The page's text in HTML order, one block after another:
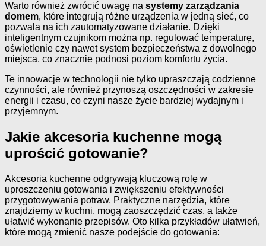
Warto również zwrócić uwagę na systemy zarządzania
domem, które integrują różne urządzenia w jedną sieć, co
pozwala na ich zautomatyzowane działanie. Dzięki
inteligentnym czujnikom można np. regulować temperaturę,
oświetlenie czy nawet system bezpieczeństwa z dowolnego
miejsca, co znacznie podnosi poziom komfortu życia.
Te innowacje w technologii nie tylko upraszczają codzienne
czynności, ale również przynoszą oszczędności w zakresie
energii i czasu, co czyni nasze życie bardziej wydajnym i
przyjemnym.
Jakie akcesoria kuchenne mogą
uprościć gotowanie?
Akcesoria kuchenne odgrywają kluczową rolę w
uproszczeniu gotowania i zwiększeniu efektywności
przygotowywania potraw. Praktyczne narzędzia, które
znajdziemy w kuchni, mogą zaoszczędzić czas, a także
ułatwić wykonanie przepisów. Oto kilka przykładów ułatwień,
które mogą zmienić nasze podejście do gotowania: